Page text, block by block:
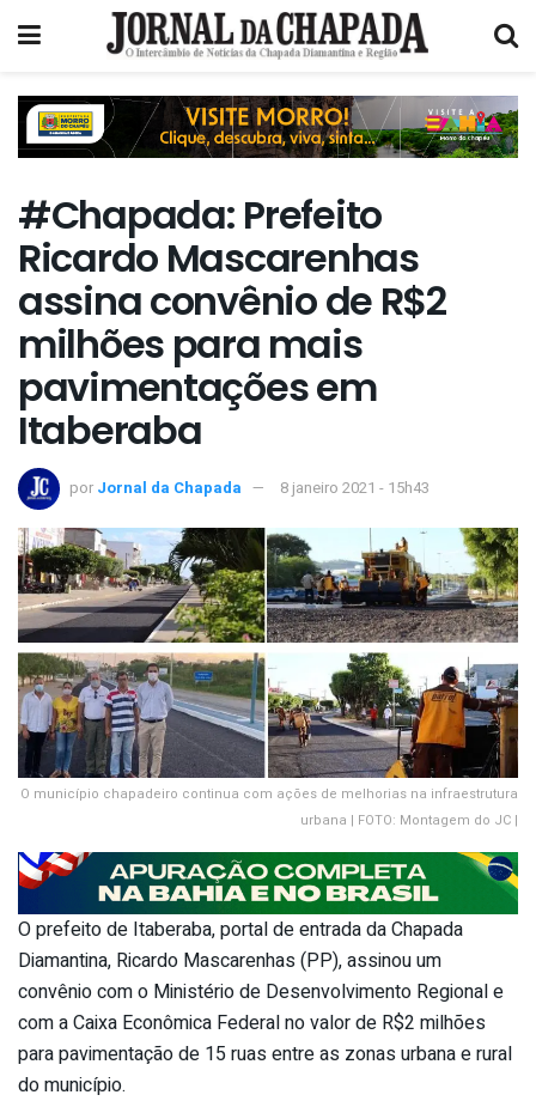
#Chapada: Prefeito
Ricardo Mascarenhas
assina convênio de R$2
milhões para mais
pavimentações em
Itaberaba
por Jornal da Chapada 8 janeiro 2021 - 15h43
O município chapadeiro continua com ações de melhorias na infraestrutura
urbana | FOTO: Montagem do JC |
O prefeito de Itaberaba, portal de entrada da Chapada
Diamantina, Ricardo Mascarenhas (PP), assinou um
convênio com o Ministério de Desenvolvimento Regional e
com a Caixa Econômica Federal no valor de R$2 milhões
para pavimentação de 15 ruas entre as zonas urbana e rural
do município.